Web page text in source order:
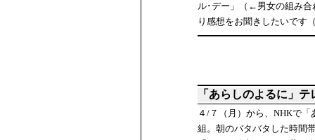
ル･デー」（←男女の組み合
り感想をお聞きしたいです
「あらしのよるに」テ
４/７（月）から、NHKで
組。朝のバタバタした時間